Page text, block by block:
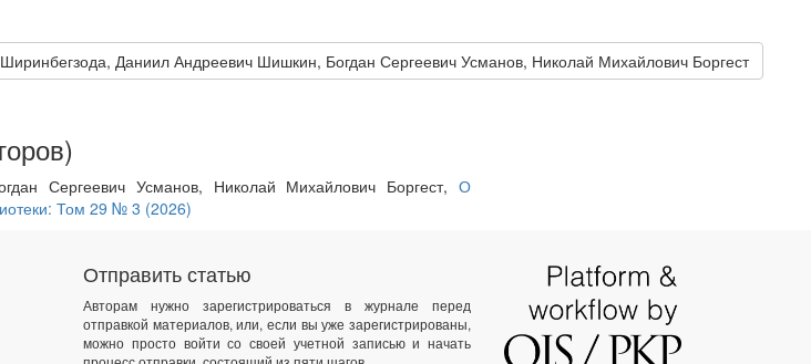
Даниил Андреевич Шишкин, Богдан Сергеевич Усманов, Николай Михайлович Боргест
Сергеевич Усманов, Николай Михайлович Боргест, О
Том 29 № 3 (2026)
Отправить статью
Авторам нужно зарегистрироваться в журнале перед
отправкой материалов, или, если вы уже зарегистрированы,
можно просто войти со своей учетной записью и начать